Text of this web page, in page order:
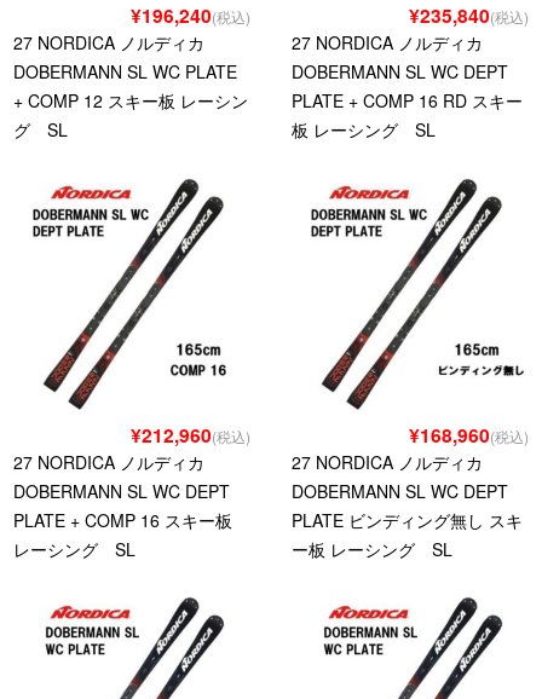
¥196,240(税込)
27 NORDICA ノルディカ
DOBERMANN SL WC PLATE
+ COMP 12 スキー板 レーシン
グ SL
¥235,840(税込)
27 NORDICA ノルディカ
DOBERMANN SL WC DEPT
PLATE + COMP 16 RD スキー
板 レーシング SL
¥212,960(税込)
27 NORDICA ノルディカ
DOBERMANN SL WC DEPT
PLATE + COMP 16 スキー板
レーシング SL
¥168,960(税込)
27 NORDICA ノルディカ
DOBERMANN SL WC DEPT
PLATE ビンディング無し スキ
ー板 レーシング SL